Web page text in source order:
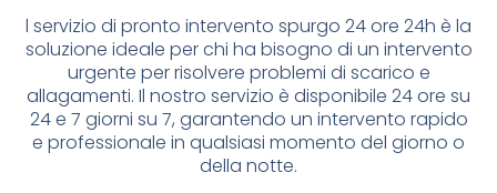
l servizio di pronto intervento spurgo 24 ore 24h è la
soluzione ideale per chi ha bisogno di un intervento
urgente per risolvere problemi di scarico e
allagamenti. Il nostro servizio è disponibile 24 ore su
24 e 7 giorni su 7, garantendo un intervento rapido
e professionale in qualsiasi momento del giorno o
della notte.